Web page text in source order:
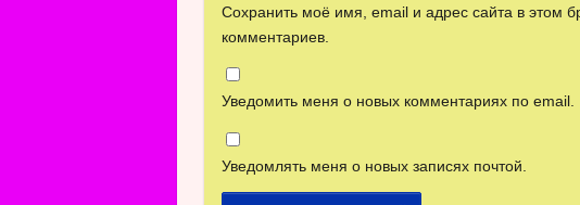
Сохранить моё имя, email и адрес сайта в этом
комментариев.
Уведомить меня о новых комментариях по email.
Уведомлять меня о новых записях почтой.